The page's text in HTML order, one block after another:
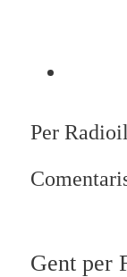
Per
Gent per